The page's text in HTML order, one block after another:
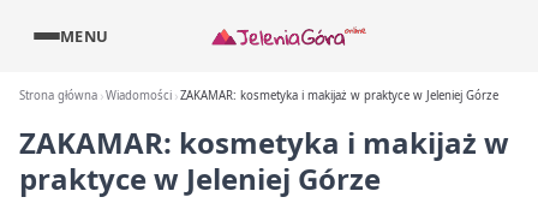
MENU
Strona główna Wiadomości ZAKAMAR: kosmetyka i makijaż w praktyce w Jeleniej Górze
ZAKAMAR: kosmetyka i makijaż w
praktyce w Jeleniej Górze